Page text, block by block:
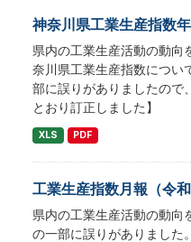
神奈川県工業生産指数
県内の工業生産活動の動向
奈川県工業生産指数につい
部に誤りがありましたので
とおり訂正しました】
XLS PDF
工業生産指数月報（令和
県内の工業生産活動の動向
の一部に誤りがありました